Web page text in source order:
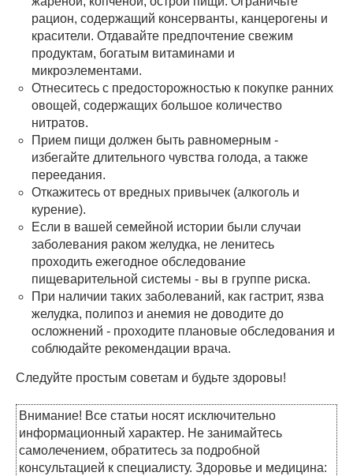
рацион, содержащий консерванты, канцерогены и
красители. Отдавайте предпочтение свежим
продуктам, богатым витаминами и
микроэлементами.
Отнеситесь с предосторожностью к покупке ранних
овощей, содержащих большое количество
нитратов.
Прием пищи должен быть равномерным -
избегайте длительного чувства голода, а также
переедания.
Откажитесь от вредных привычек (алкоголь и
курение).
Если в вашей семейной истории были случаи
заболевания раком желудка, не ленитесь
проходить ежегодное обследование
пищеварительной системы - вы в группе риска.
При наличии таких заболеваний, как гастрит, язва
желудка, полипоз и анемия не доводите до
осложнений - проходите плановые обследования и
соблюдайте рекомендации врача.
Следуйте простым советам и будьте здоровы!
Внимание! Все статьи носят исключительно
информационный характер. Не занимайтесь
самолечением, обратитесь за подробной
консультацией к специалисту. Здоровье и медицина: